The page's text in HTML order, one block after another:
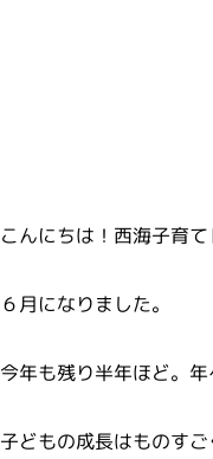
こんにちは！西海子育て
６月になりました。
今年も残り半年ほど。
子どもの成長はものす